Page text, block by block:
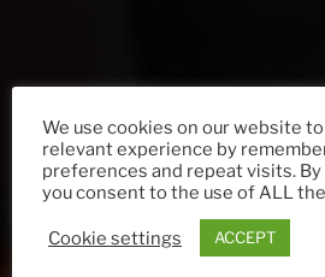
We use cookies on our website
relevant experience by
preferences and repeat visits. By
you consent to the use of ALL
Cookie settings ACCEPT